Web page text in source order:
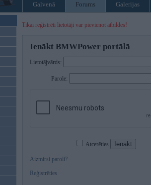
Galvenā Forums Galerijas
Tikai reģistrēti lietotāji var pievienot atbildes!
Ienākt BMWPower portālā
Lietotājvārds:
Parole:
Atcerēties
Aizmirsi paroli?
Reģistrēties